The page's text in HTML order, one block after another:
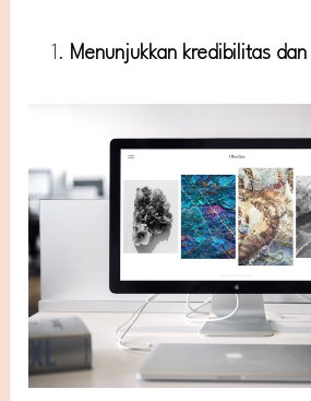
Menunjukkan kredibilitas